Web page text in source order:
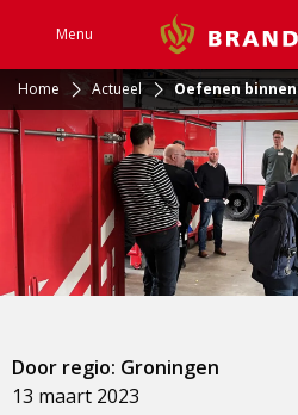
Menu
Home Actueel Oefenen
13 maart 2023
Door regio: Groningen